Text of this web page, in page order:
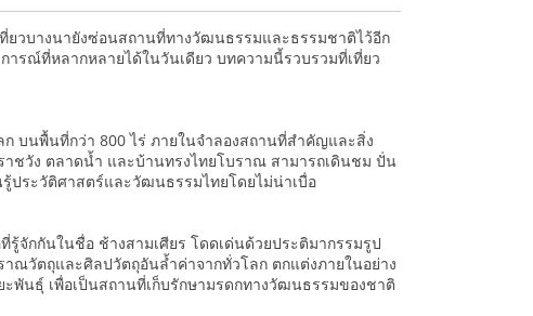
ยวบางนายังซ่อนสถานที่ทางวัฒนธรรมและธรรมชาติไว้อีก
ารณ์ที่หลากหลายได้ในวันเดียว บทความนี้รวบรวมที่เที่ยว
บนพื้นที่กว่า 800 ไร่ ภายในจำลองสถานที่สำคัญและสิ่ง
าชวัง ตลาดน้ำ และบ้านทรงไทยโบราณ สามารถเดินชม ปั่น
รู้ประวัติศาสตร์และวัฒนธรรมไทยโดยไม่น่าเบื่อ
กกันในชื่อ ช้างสามเศียร โดดเด่นด้วยประติมากรรมรูป
ณวัตถุและศิลปวัตถุอันล้ำค่าจากทั่วโลก ตกแต่งภายในอย่าง
พันธุ์ เพื่อเป็นสถานที่เก็บรักษามรดกทางวัฒนธรรมของชาติ